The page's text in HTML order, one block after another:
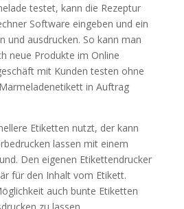
testet, kann die Rezeptur
Software eingeben und ein
und ausdrucken. So kann man
neue Produkte im Online
mit Kunden testen ohne
in Auftrag
Etiketten nutzt, der kann
lassen mit einem
Den eigenen Etikettendrucker
für den Inhalt vom Etikett.
auch bunte Etiketten
zu lassen.